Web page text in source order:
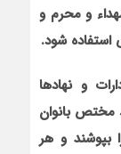
و محرم و
شود.
و نهادها
بانوان
بپوشند و هر